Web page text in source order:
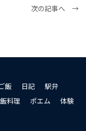
次の記事へ →
飯 日記
駅弁
料理 ポエム
体験